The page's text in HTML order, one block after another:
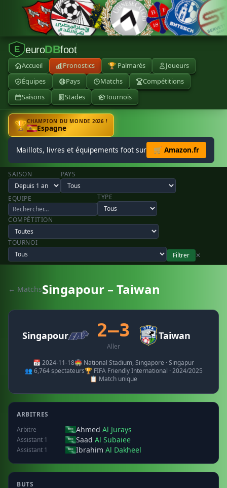
E euroDBfoot
Accueil Pronostics 🏆 Palmarès
Joueurs
Équipes
Pays Matchs
Compétitions
Saisons
Stades Tournois
🏆CHAMPION DU MONDE 2026 !
Espagne
Maillots, livres et équipements foot sur 🛒 Amazon.fr
SAISON PAYS
EQUIPE TYPE
COMPÉTITION
TOURNOI
Filtrer
✕
← MatchsSingapour – Taiwan
Singapour 2–3
Aller
Taiwan
📅 2024-11-18🏟️ National Stadium, Singapore · Singapur
👥 6,764 spectateurs🏆 FIFA Friendly International · 2024/2025
📋 Match unique
ARBITRES
Arbitre
Ahmed Al Jurays
Assistant 1 Saad Al Subaiee
Assistant 1 Ibrahim Al Dakheel
BUTS